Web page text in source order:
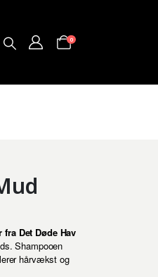
0
Det Døde Hav
Shampooen
hårvækst og